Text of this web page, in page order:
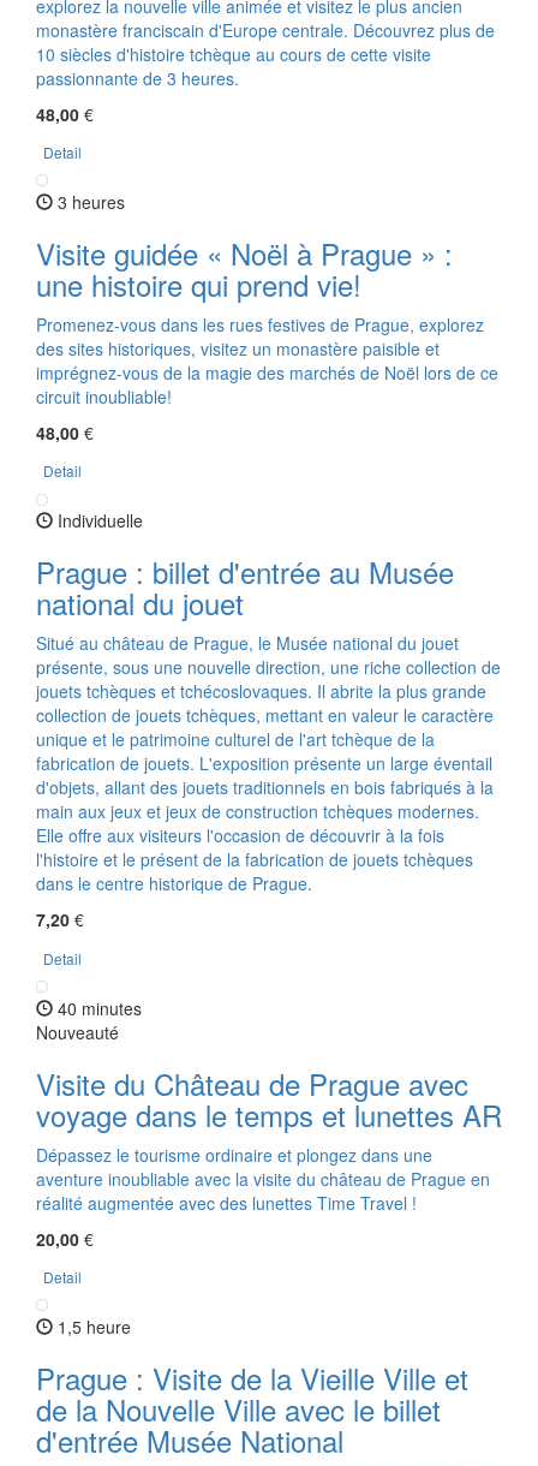
explorez la nouvelle ville animée et visitez le plus ancien
monastère franciscain d'Europe centrale. Découvrez plus de
10 siècles d'histoire tchèque au cours de cette visite
passionnante de 3 heures.
48,00 €
Detail
3 heures
Visite guidée « Noël à Prague » :
une histoire qui prend vie!
Promenez-vous dans les rues festives de Prague, explorez
des sites historiques, visitez un monastère paisible et
imprégnez-vous de la magie des marchés de Noël lors de ce
circuit inoubliable!
48,00 €
Detail
Individuelle
Prague : billet d'entrée au Musée
national du jouet
Situé au château de Prague, le Musée national du jouet
présente, sous une nouvelle direction, une riche collection de
jouets tchèques et tchécoslovaques. Il abrite la plus grande
collection de jouets tchèques, mettant en valeur le caractère
unique et le patrimoine culturel de l'art tchèque de la
fabrication de jouets. L'exposition présente un large éventail
d'objets, allant des jouets traditionnels en bois fabriqués à la
main aux jeux et jeux de construction tchèques modernes.
Elle offre aux visiteurs l'occasion de découvrir à la fois
l'histoire et le présent de la fabrication de jouets tchèques
dans le centre historique de Prague.
7,20 €
Detail
40 minutes
Nouveauté
Visite du Château de Prague avec
voyage dans le temps et lunettes AR
Dépassez le tourisme ordinaire et plongez dans une
aventure inoubliable avec la visite du château de Prague en
réalité augmentée avec des lunettes Time Travel !
20,00 €
Detail
1,5 heure
Prague : Visite de la Vieille Ville et
de la Nouvelle Ville avec le billet
d'entrée Musée National